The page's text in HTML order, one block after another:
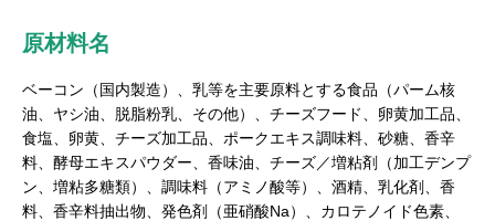
原材料名
ベーコン（国内製造）、乳等を主要原料とする食品（パーム核
油、ヤシ油、脱脂粉乳、その他）、チーズフード、卵黄加工品、
食塩、卵黄、チーズ加工品、ポークエキス調味料、砂糖、香辛
料、酵母エキスパウダー、香味油、チーズ／増粘剤（加工デンプ
ン、増粘多糖類）、調味料（アミノ酸等）、酒精、乳化剤、香
料、香辛料抽出物、発色剤（亜硝酸Na）、カロテノイド色素、